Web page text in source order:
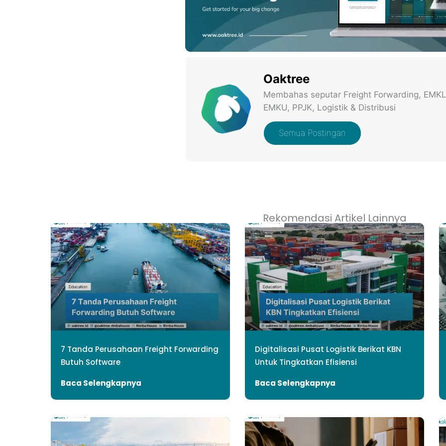
Oaktree
Membahas seputar Freight Forwarding,
EMKU, PPJK, Logistik & Distribusi
Semua Postingan
Rekomendasi Artikel Lainnya
7 Tanda Perusahaan Freight Forwarding
Butuh Software
Baca Selengkapnya
Digitalisasi Pusat Logistik Berikat KBN
Untuk Tingkatkan Efisiensi
Baca Selengkapnya